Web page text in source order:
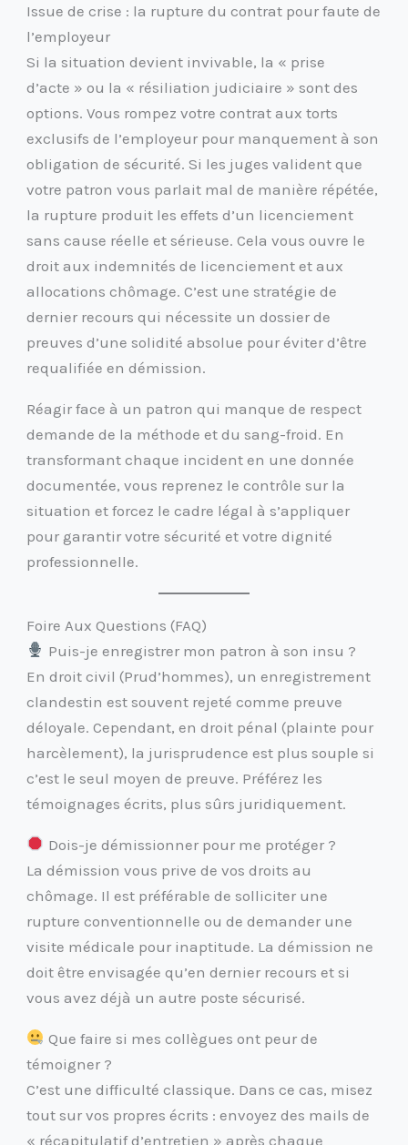
Issue de crise : la rupture du contrat pour faute de
l’employeur
Si la situation devient invivable, la « prise
d’acte » ou la « résiliation judiciaire » sont des
options. Vous rompez votre contrat aux torts
exclusifs de l’employeur pour manquement à son
obligation de sécurité. Si les juges valident que
votre patron vous parlait mal de manière répétée,
la rupture produit les effets d’un licenciement
sans cause réelle et sérieuse. Cela vous ouvre le
droit aux indemnités de licenciement et aux
allocations chômage. C’est une stratégie de
dernier recours qui nécessite un dossier de
preuves d’une solidité absolue pour éviter d’être
requalifiée en démission.
Réagir face à un patron qui manque de respect
demande de la méthode et du sang-froid. En
transformant chaque incident en une donnée
documentée, vous reprenez le contrôle sur la
situation et forcez le cadre légal à s’appliquer
pour garantir votre sécurité et votre dignité
professionnelle.
Foire Aux Questions (FAQ)
Puis-je enregistrer mon patron à son insu ?
En droit civil (Prud’hommes), un enregistrement
clandestin est souvent rejeté comme preuve
déloyale. Cependant, en droit pénal (plainte pour
harcèlement), la jurisprudence est plus souple si
c’est le seul moyen de preuve. Préférez les
témoignages écrits, plus sûrs juridiquement.
Dois-je démissionner pour me protéger ?
La démission vous prive de vos droits au
chômage. Il est préférable de solliciter une
rupture conventionnelle ou de demander une
visite médicale pour inaptitude. La démission ne
doit être envisagée qu’en dernier recours et si
vous avez déjà un autre poste sécurisé.
Que faire si mes collègues ont peur de
témoigner ?
C’est une difficulté classique. Dans ce cas, misez
tout sur vos propres écrits : envoyez des mails de
« récapitulatif d’entretien » après chaque